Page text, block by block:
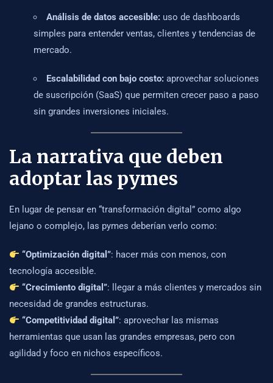
Análisis de datos accesible: uso de dashboards
simples para entender ventas, clientes y tendencias de
mercado.
Escalabilidad con bajo costo: aprovechar soluciones
de suscripción (SaaS) que permiten crecer paso a paso
sin grandes inversiones iniciales.
La narrativa que deben
adoptar las pymes
En lugar de pensar en “transformación digital” como algo
lejano o complejo, las pymes deberían verlo como:
“Optimización digital”: hacer más con menos, con
tecnología accesible.
“Crecimiento digital”: llegar a más clientes y mercados sin
necesidad de grandes estructuras.
“Competitividad digital”: aprovechar las mismas
herramientas que usan las grandes empresas, pero con
agilidad y foco en nichos específicos.